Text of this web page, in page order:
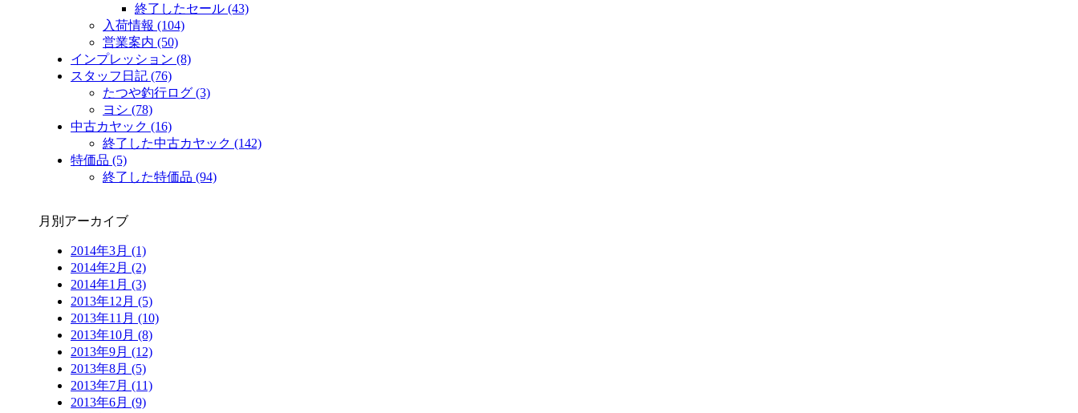
終了したセール (43)
入荷情報 (104)
営業案内 (50)
インプレッション (8)
スタッフ日記 (76)
たつや釣行ログ (3)
ヨシ (78)
中古カヤック (16)
終了した中古カヤック (142)
特価品 (5)
終了した特価品 (94)
月別アーカイブ
2014年3月 (1)
2014年2月 (2)
2014年1月 (3)
2013年12月 (5)
2013年11月 (10)
2013年10月 (8)
2013年9月 (12)
2013年8月 (5)
2013年7月 (11)
2013年6月 (9)